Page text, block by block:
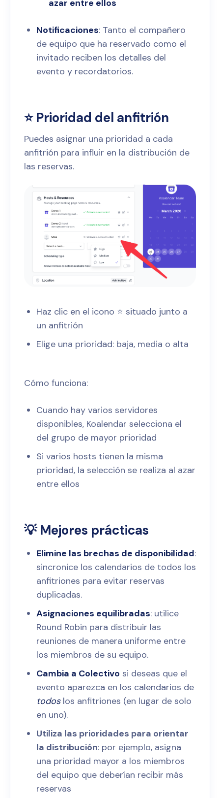
azar entre ellos
Notificaciones: Tanto el compañero
de equipo que ha reservado como el
invitado reciben los detalles del
evento y recordatorios.
⭐ Prioridad del anfitrión
Puedes asignar una prioridad a cada
anfitrión para influir en la distribución de
las reservas.
Haz clic en el icono ⭐ situado junto a
un anfitrión
Elige una prioridad: baja, media o alta
Cómo funciona:
Cuando hay varios servidores
disponibles, Koalendar selecciona el
del grupo de mayor prioridad
Si varios hosts tienen la misma
prioridad, la selección se realiza al azar
entre ellos
💡 Mejores prácticas
Elimine las brechas de disponibilidad:
sincronice los calendarios de todos los
anfitriones para evitar reservas
duplicadas.
Asignaciones equilibradas: utilice
Round Robin para distribuir las
reuniones de manera uniforme entre
los miembros de su equipo.
Cambia a Colectivo si deseas que el
evento aparezca en los calendarios de
todoslos anfitriones (en lugar de solo
en uno).
Utiliza las prioridades para orientar
la distribución: por ejemplo, asigna
una prioridad mayor a los miembros
del equipo que deberían recibir más
reservas